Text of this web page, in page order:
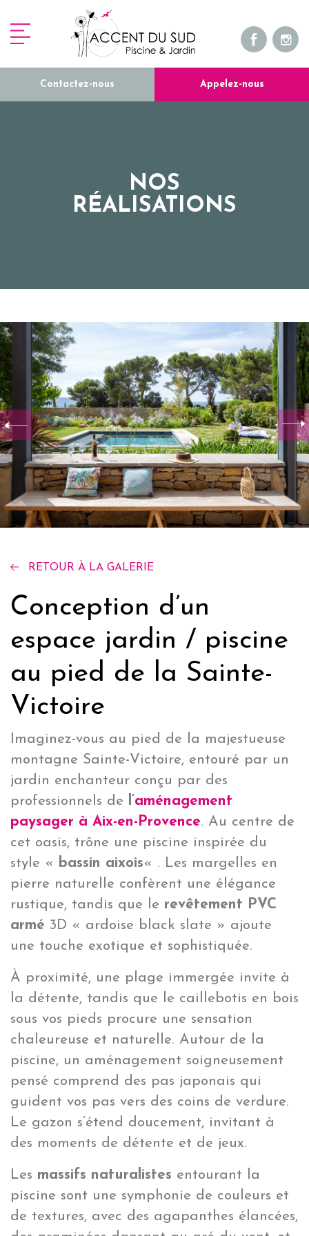
Contactez-nous Appelez-nous
NOS
RÉALISATIONS
RETOUR À LA GALERIE
Conception d’un
espace jardin / piscine
au pied de la Sainte-
Victoire
Imaginez-vous au pied de la majestueuse
montagne Sainte-Victoire, entouré par un
jardin enchanteur conçu par des
professionnels de
l’aménagement
paysager à Aix-en-Provence. Au centre de
cet oasis, trône une piscine inspirée du
style «
bassin aixois« . Les margelles en
pierre naturelle confèrent une élégance
rustique, tandis que le revêtement PVC
armé 3D « ardoise black slate » ajoute
une touche exotique et sophistiquée.
À proximité, une plage immergée invite à
la détente, tandis que le caillebotis en bois
sous vos pieds procure une sensation
chaleureuse et naturelle. Autour de la
piscine, un aménagement soigneusement
pensé comprend des pas japonais qui
guident vos pas vers des coins de verdure.
Le gazon s’étend doucement, invitant à
des moments de détente et de jeux.
Les massifs naturalistes entourant la
piscine sont une symphonie de couleurs et
de textures, avec des agapanthes élancées,